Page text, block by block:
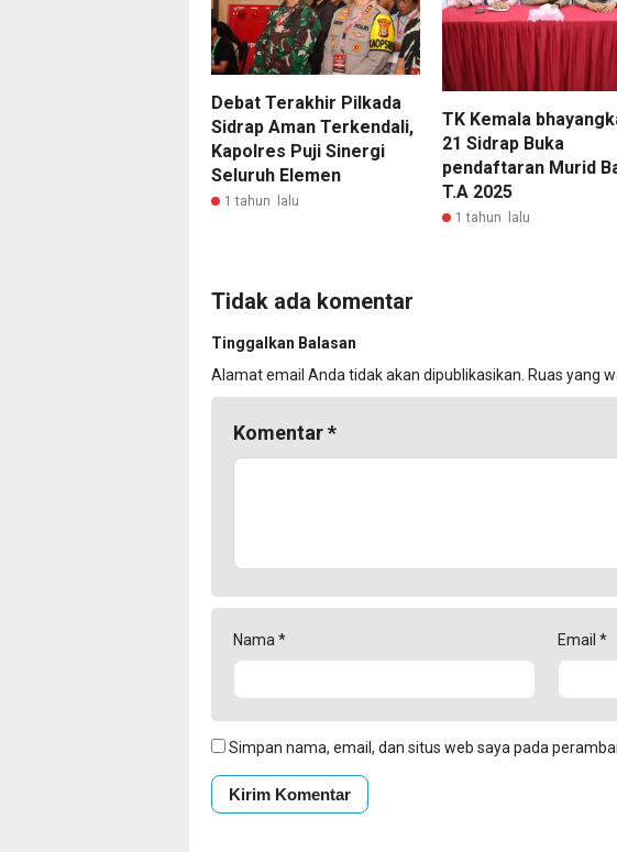
Debat Terakhir Pilkada
Sidrap Aman Terkendali,
Kapolres Puji Sinergi
Seluruh Elemen
1 tahun lalu
TK Kemala
21 Sidrap Buka
pendaftaran Murid
T.A 2025
1 tahun lalu
Tidak ada komentar
Tinggalkan Balasan
Alamat email Anda tidak akan dipublikasikan. Ruas yang
Komentar*
Nama* Email *
Simpan nama, email, dan situs web saya pada